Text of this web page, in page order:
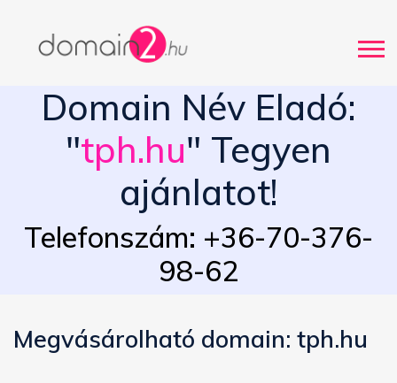
Domain Név Eladó:
"tph.hu" Tegyen
ajánlatot!
Telefonszám: +36-70-376-
98-62
Megvásárolható domain: tph.hu